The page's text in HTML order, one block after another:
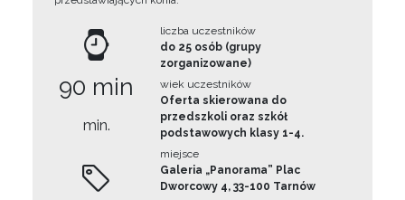
90 min
min.
liczba uczestników
do 25 osób (grupy
zorganizowane)
wiek uczestników
Oferta skierowana do
przedszkoli oraz szkół
podstawowych klasy 1-4.
miejsce
Galeria „Panorama” Plac
Dworcowy 4, 33-100 Tarnów